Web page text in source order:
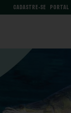
PORTAL
CADASTRE-SE